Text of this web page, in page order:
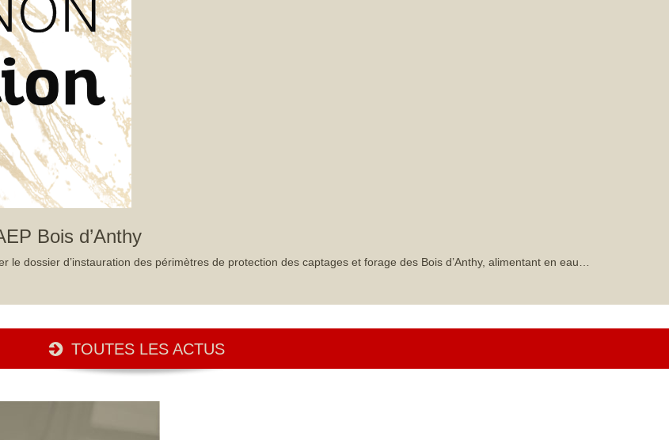
Bois d’Anthy
dossier d’instauration des périmètres de protection des captages et forage des Bois d’Anthy, alimentant en eau…
TOUTES LES ACTUS